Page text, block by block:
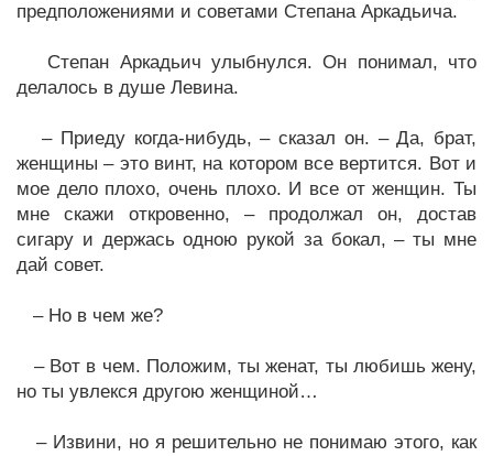
предположениями и советами Степана Аркадьича.
Степан Аркадьич улыбнулся. Он понимал, что
делалось в душе Левина.
– Приеду когда-нибудь, – сказал он. – Да, брат,
женщины – это винт, на котором все вертится. Вот и
мое дело плохо, очень плохо. И все от женщин. Ты
мне скажи откровенно, – продолжал он, достав
сигару и держась одною рукой за бокал, – ты мне
дай совет.
– Но в чем же?
– Вот в чем. Положим, ты женат, ты любишь жену,
но ты увлекся другою женщиной…
– Извини, но я решительно не понимаю этого, как